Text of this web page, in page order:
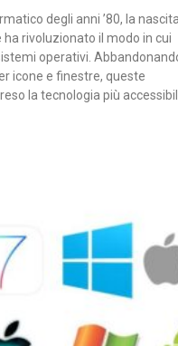
degli anni ’80, la
rivoluzionato il modo in cui
operativi.
icone e finestre, queste
la tecnologia più